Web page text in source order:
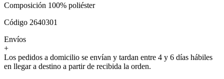
Composición 100% poliéster
Código 2640301
Envíos
+
Los pedidos a domicilio se envían y tardan entre 4 y 6 días hábiles
en llegar a destino a partir de recibida la orden.